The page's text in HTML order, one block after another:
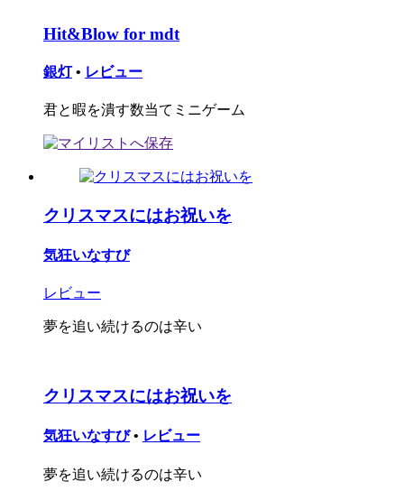
Hit&Blow for mdt
銀灯 • レビュー
君と暇を潰す数当てミニゲーム
クリスマスにはお祝いを
気狂いなすび
レビュー
夢を追い続けるのは辛い
クリスマスにはお祝いを
気狂いなすび • レビュー
夢を追い続けるのは辛い